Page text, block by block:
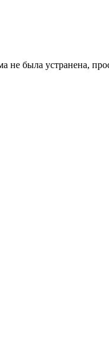
не была устранена,